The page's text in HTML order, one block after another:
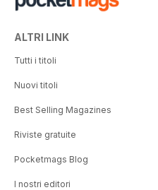
ALTRI LINK
Tutti i titoli
Nuovi titoli
Best Selling Magazines
Riviste gratuite
Pocketmags Blog
I nostri editori